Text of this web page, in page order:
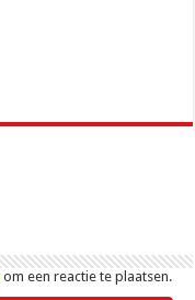
om een reactie te plaatsen.